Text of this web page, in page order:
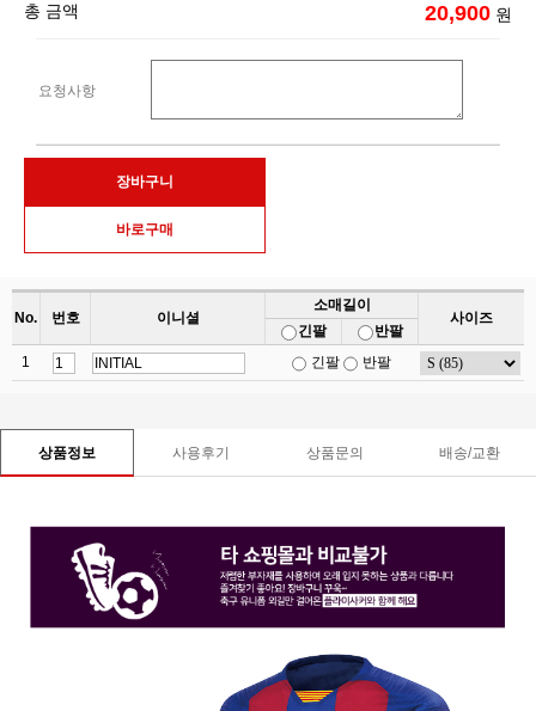
총 금액 20,900 원
요청사항
No. 번호 이니셜
소매길이
사이즈
긴팔
반팔
1
긴팔 반팔
상품정보 사용후기 상품문의 배송/교환